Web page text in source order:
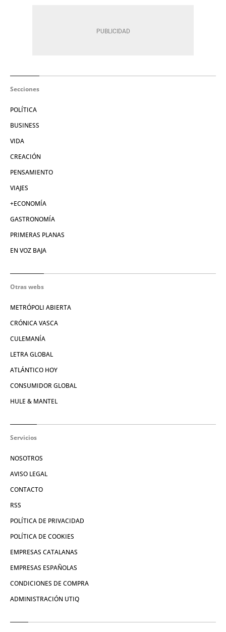
Secciones
POLÍTICA
BUSINESS
VIDA
CREACIÓN
PENSAMIENTO
VIAJES
+ECONOMÍA
GASTRONOMÍA
PRIMERAS PLANAS
EN VOZ BAJA
Otras webs
METRÓPOLI ABIERTA
CRÓNICA VASCA
CULEMANÍA
LETRA GLOBAL
ATLÁNTICO HOY
CONSUMIDOR GLOBAL
HULE & MANTEL
Servicios
NOSOTROS
AVISO LEGAL
CONTACTO
RSS
POLÍTICA DE PRIVACIDAD
POLÍTICA DE COOKIES
EMPRESAS CATALANAS
EMPRESAS ESPAÑOLAS
CONDICIONES DE COMPRA
ADMINISTRACIÓN UTIQ